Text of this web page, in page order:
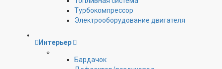
Турбокомпрессор
Электрооборудование двигателя
Интерьер
Бардачок